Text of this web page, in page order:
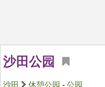
沙田公园
沙田 休憩公园 - 公园